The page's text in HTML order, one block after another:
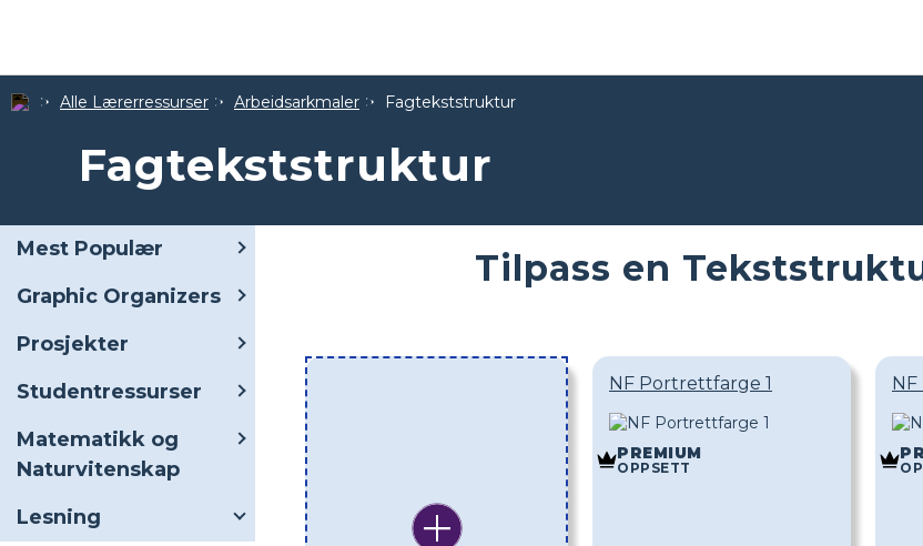
Alle Lærerressurser Arbeidsarkmaler Fagtekststruktur
Fagtekststruktur
Mest Populær
Graphic Organizers
Prosjekter
Studentressurser
Matematikk og
Naturvitenskap
Lesning
Tilpass en
NF Portrettfarge 1
PREMIUM
OPPSETT